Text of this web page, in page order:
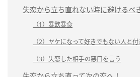
失恋から立ち直れない時に避けるべ
（1）暴飲暴食
（2）ヤケになって好きでもない人と付
（3）失恋した相手の悪口を言う